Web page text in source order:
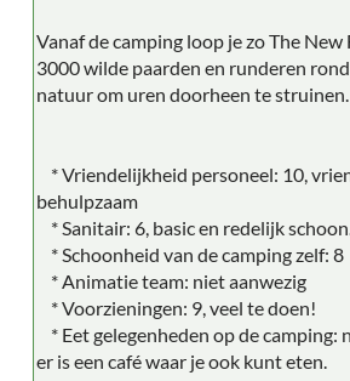
Vanaf de camping loop je zo The New
3000 wilde paarden en runderen
natuur om uren doorheen te struinen.
* Vriendelijkheid personeel: 10,
behulpzaam
* Sanitair: 6, basic en redelijk schoon.
* Schoonheid van de camping zelf: 8
* Animatie team: niet aanwezig
* Voorzieningen: 9, veel te doen!
* Eet gelegenheden op de camping:
er is een café waar je ook kunt eten.